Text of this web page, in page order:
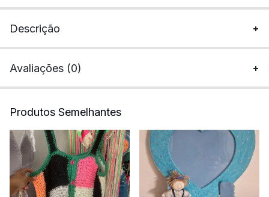
Descrição
Avaliações (0)
Produtos Semelhantes